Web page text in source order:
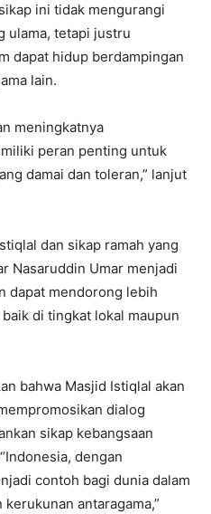
ini tidak mengurangi
ulama, tetapi justru
dapat hidup berdampingan
lain.
meningkatnya
peran penting untuk
damai dan toleran,” lanjut
dan sikap ramah yang
Nasaruddin Umar menjadi
dapat mendorong lebih
di tingkat lokal maupun
bahwa Masjid Istiqlal akan
dialog
sikap kebangsaan
dengan
contoh bagi dunia dalam
antaragama,”